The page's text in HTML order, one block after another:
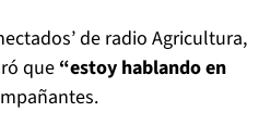
de radio Agricultura,
que“estoy hablando en